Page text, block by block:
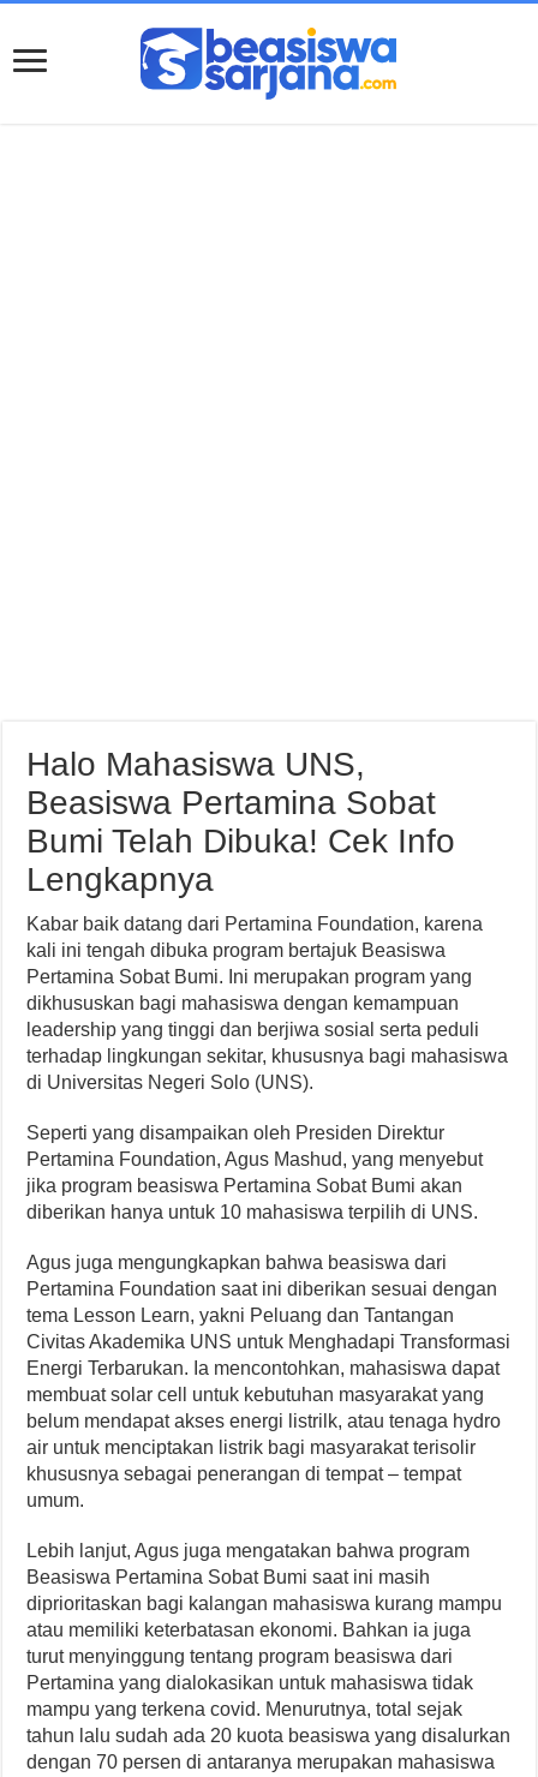
Halo Mahasiswa UNS,
Beasiswa Pertamina Sobat
Bumi Telah Dibuka! Cek Info
Lengkapnya
Kabar baik datang dari Pertamina Foundation, karena
kali ini tengah dibuka program bertajuk Beasiswa
Pertamina Sobat Bumi. Ini merupakan program yang
dikhususkan bagi mahasiswa dengan kemampuan
leadership yang tinggi dan berjiwa sosial serta peduli
terhadap lingkungan sekitar, khususnya bagi mahasiswa
di Universitas Negeri Solo (UNS).
Seperti yang disampaikan oleh Presiden Direktur
Pertamina Foundation, Agus Mashud, yang menyebut
jika program beasiswa Pertamina Sobat Bumi akan
diberikan hanya untuk 10 mahasiswa terpilih di UNS.
Agus juga mengungkapkan bahwa beasiswa dari
Pertamina Foundation saat ini diberikan sesuai dengan
tema Lesson Learn, yakni Peluang dan Tantangan
Civitas Akademika UNS untuk Menghadapi Transformasi
Energi Terbarukan. Ia mencontohkan, mahasiswa dapat
membuat solar cell untuk kebutuhan masyarakat yang
belum mendapat akses energi listrilk, atau tenaga hydro
air untuk menciptakan listrik bagi masyarakat terisolir
khususnya sebagai penerangan di tempat – tempat
umum.
Lebih lanjut, Agus juga mengatakan bahwa program
Beasiswa Pertamina Sobat Bumi saat ini masih
diprioritaskan bagi kalangan mahasiswa kurang mampu
atau memiliki keterbatasan ekonomi. Bahkan ia juga
turut menyinggung tentang program beasiswa dari
Pertamina yang dialokasikan untuk mahasiswa tidak
mampu yang terkena covid. Menurutnya, total sejak
tahun lalu sudah ada 20 kuota beasiswa yang disalurkan
dengan 70 persen di antaranya merupakan mahasiswa